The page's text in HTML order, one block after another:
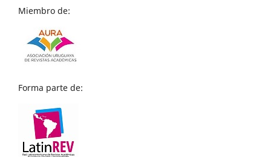
Miembro de:
Forma parte de: